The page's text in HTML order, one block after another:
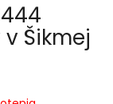
Šikmej